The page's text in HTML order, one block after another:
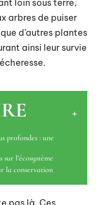
loin sous terre,
arbres de puiser
d’autres plantes
ainsi leur survie
profondes : une
l’écosystème
la conservation